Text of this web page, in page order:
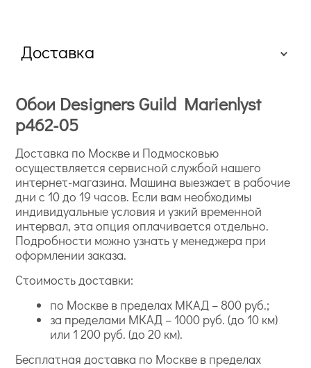
Доставка
Обои Designers Guild Marienlyst
p462-05
Доставка по Москве и Подмосковью
осуществляется сервисной службой нашего
интернет-магазина. Машина выезжает в рабочие
дни с 10 до 19 часов. Если вам необходимы
индивидуальные условия и узкий временной
интервал, эта опция оплачивается отдельно.
Подробности можно узнать у менеджера при
оформлении заказа.
Стоимость доставки:
по Москве в пределах МКАД – 800 руб.;
за пределами МКАД – 1000 руб. (до 10 км)
или 1 200 руб. (до 20 км).
Бесплатная доставка по Москве в пределах